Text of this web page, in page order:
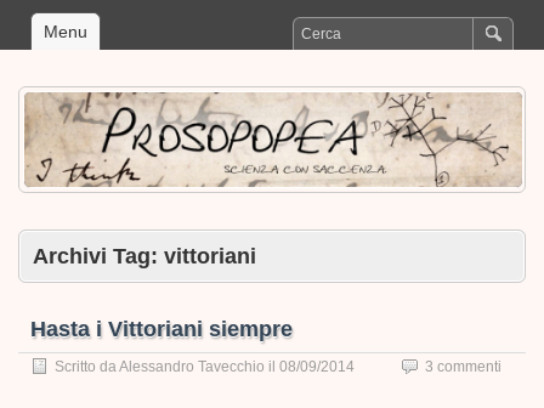
Menu
Archivi Tag: vittoriani
Hasta i Vittoriani siempre
Scritto da Alessandro Tavecchio il 08/09/2014 3 commenti